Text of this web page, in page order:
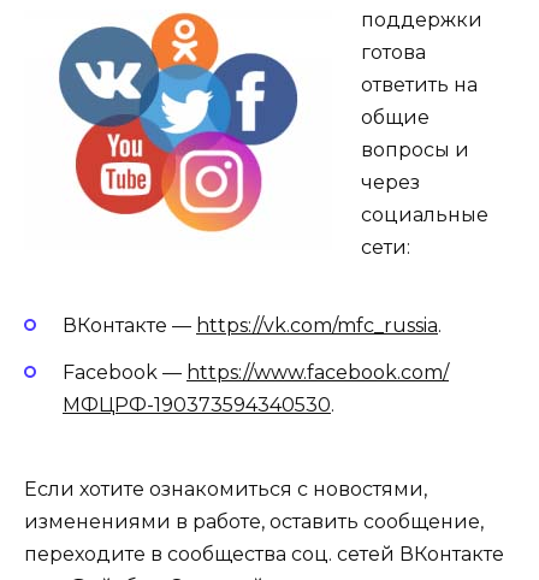
поддержки
готова
ответить на
общие
вопросы и
через
социальные
сети:
ВКонтакте — https://vk.com/mfc_russia.
Facebook — https://www.facebook.com/
МФЦРФ-190373594340530.
Если хотите ознакомиться с новостями,
изменениями в работе, оставить сообщение,
переходите в сообщества соц. сетей ВКонтакте